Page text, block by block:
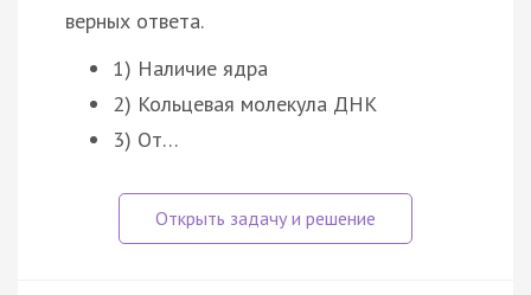
верных ответа.
1) Наличие ядра
2) Кольцевая молекула ДНК
3) От…